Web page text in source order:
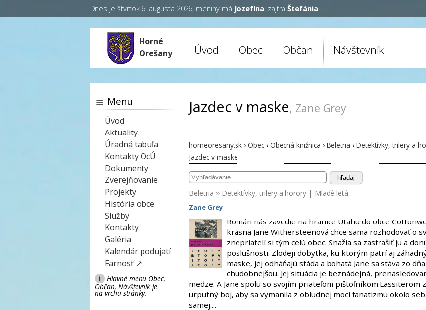
Dnes je štvrtok 6. augusta 2026, meniny má Jozefína, zajtra Štefánia.
Horné
Orešany
Úvod Obec Občan Návštevník
Jazdec v maske, Zane Grey
horneoresany.sk › Obec › Obecná knižnica › Beletria › Detektívky, trilery a
Jazdec v maske
hľadaj
Beletria ›› Detektívky, trilery a horory | Mladé letá
Zane Grey
Román nás zavedie na hranice Utahu do obce
krásna Jane Withersteenová chce sama rozhodovať o
znepriatelí si tým celú obec. Snažia sa zastrašiť ju a
poslušnosti. Zlodeji dobytka, ku ktorým patrí aj
maske, jej odháňajú stáda a bohatá Jane sa stáva zo
chudobnejšou. Jej situácia je beznádejná,
medze. A Jane spolu so svojím priateľom pištoľníkom Lassiterom
urputný boj, aby sa vymanila z obludnej moci fanatizmu okolo
samej....
Menu
Úvod
Aktuality
Úradná tabuľa
Kontakty OcÚ
Dokumenty
Zverejňovanie
Projekty
História obce
Služby
Kontakty
Galéria
Kalendár podujatí
Farnosť ↗
i
Hlavné menu Obec,
Občan, Návštevník je
na vrchu stránky.